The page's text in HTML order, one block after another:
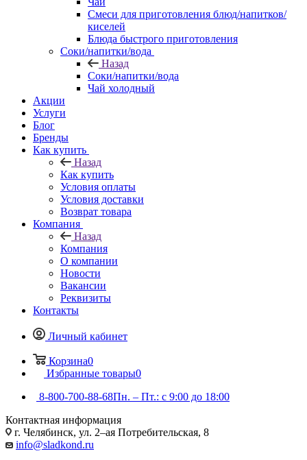
Смеси для приготовления блюд/напитков/
киселей
Блюда быстрого приготовления
Соки/напитки/вода
Назад
Соки/напитки/вода
Чай холодный
Акции
Услуги
Блог
Бренды
Как купить
Назад
Как купить
Условия оплаты
Условия доставки
Возврат товара
Компания
Назад
Компания
О компании
Новости
Вакансии
Реквизиты
Контакты
Личный кабинет
Корзина0
Избранные товары0
8-800-700-88-68Пн. – Пт.: с 9:00 до 18:00
Контактная информация
г. Челябинск, ул. 2–ая Потребительская, 8
info@sladkond.ru